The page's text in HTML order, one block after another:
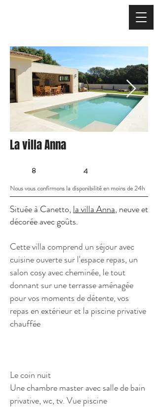
La villa Anna
8 4
Nous vous confirmons la disponibilité en moins de 24h
Située à Canetto, la villa Anna, neuve et
décorée avec goûts.
Cette villa comprend un séjour avec
cuisine ouverte sur l'espace repas, un
salon cosy avec cheminée, le tout
donnant sur une terrasse aménagée
pour vos moments de détente, vos
repas en extérieur et la piscine privative
chauffée
Le coin nuit
Une chambre master avec salle de bain
privative, wc, tv. Vue piscine